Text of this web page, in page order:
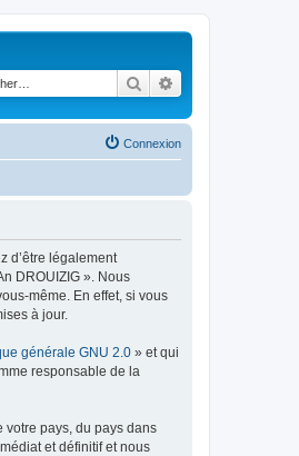
Rechercher
Connexion
d’être légalement
DROUIZIG ». Nous
même. En effet, si vous
à jour.
générale GNU 2.0 » et qui
responsable de la
votre pays, du pays dans
et définitif et nous